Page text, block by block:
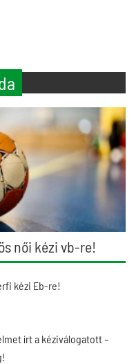
női kézi vb-re!
kézi Eb-re!
írt a kéziválogatott –